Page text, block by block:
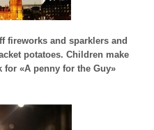
fireworks and sparklers and
potatoes. Children make
for «A penny for the Guy»